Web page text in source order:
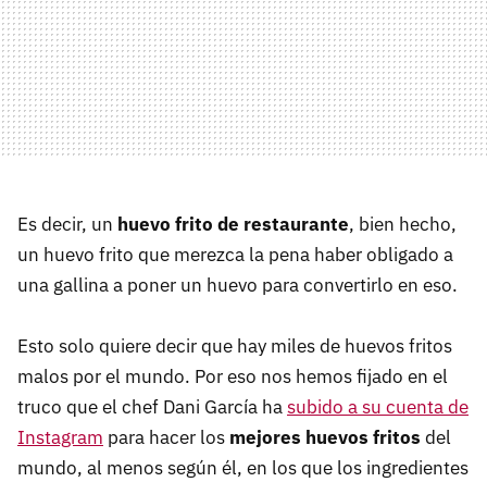
Es decir, un huevo frito de restaurante, bien hecho,
un huevo frito que merezca la pena haber obligado a
una gallina a poner un huevo para convertirlo en eso.
Esto solo quiere decir que hay miles de huevos fritos
malos por el mundo. Por eso nos hemos fijado en el
truco que el chef Dani García hasubido a su cuenta de
Instagram para hacer los mejores huevos fritos del
mundo, al menos según él, en los que los ingredientes